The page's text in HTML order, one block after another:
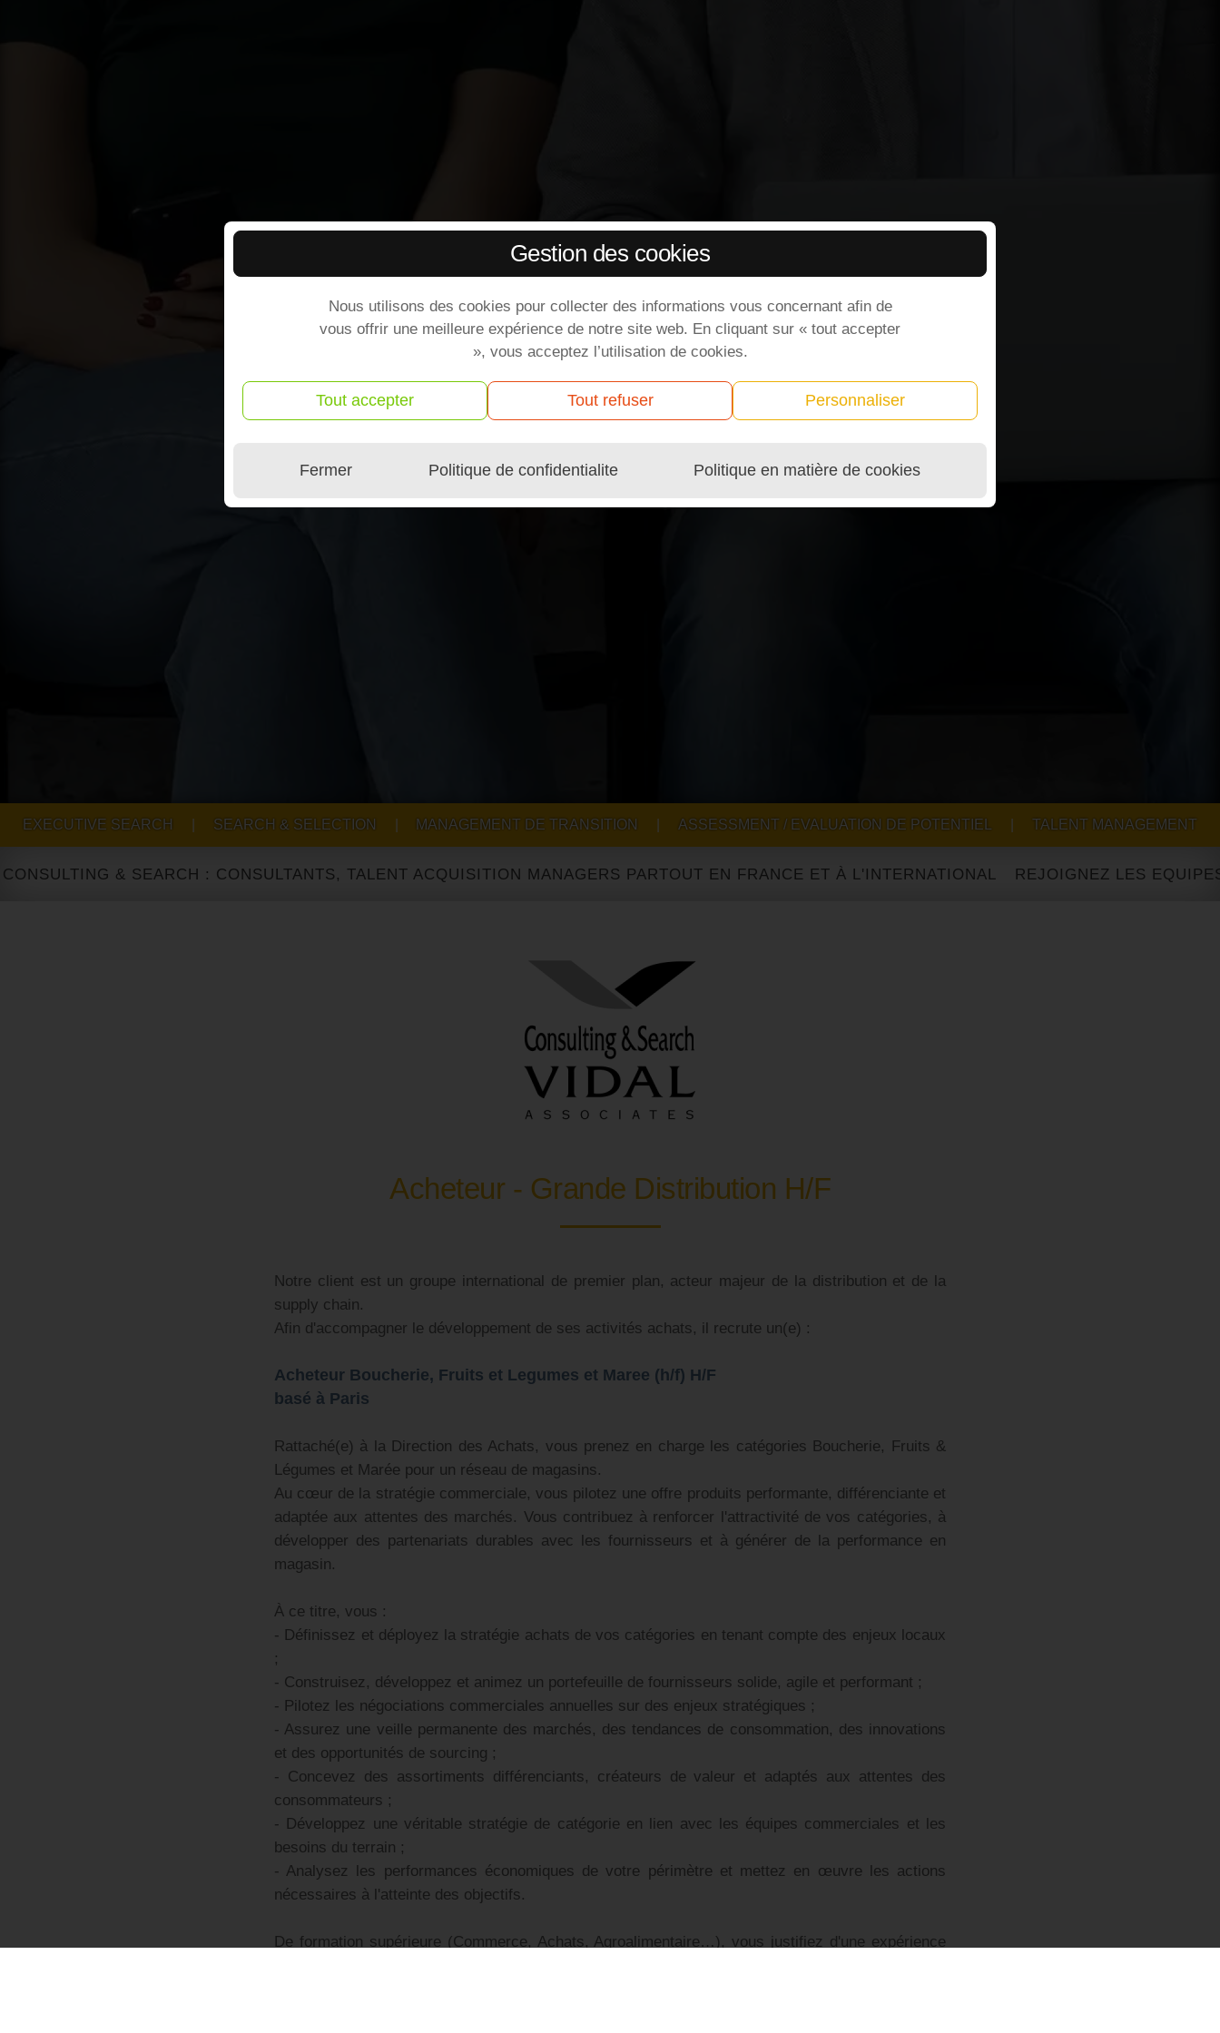
Gestion des cookies
Nous utilisons des cookies pour collecter des informations vous concernant afin de
vous offrir une meilleure expérience de notre site web. En cliquant sur « tout accepter
», vous acceptez l’utilisation de cookies.
Tout accepter Tout refuser Personnaliser
Fermer Politique de confidentialite Politique en matière de cookies
EXECUTIVE SEARCH SEARCH & SELECTION MANAGEMENT DE TRANSITION ASSESSMENT / EVALUATION DE POTENTIEL TALENT MANAGEMENT
& SEARCH : CONSULTANTS, TALENT ACQUISITION MANAGERS PARTOUT EN FRANCE ET À L'INTERNATIONAL
Acheteur - Grande Distribution H/F
Notre client est un groupe international de premier plan, acteur majeur de la distribution et de la
supply chain.
Afin d'accompagner le développement de ses activités achats, il recrute un(e) :
Acheteur Boucherie, Fruits et Legumes et Maree (h/f) H/F
basé à Paris
Rattaché(e) à la Direction des Achats, vous prenez en charge les catégories Boucherie, Fruits &
Légumes et Marée pour un réseau de magasins.
Au cœur de la stratégie commerciale, vous pilotez une offre produits performante, différenciante et
adaptée aux attentes des marchés. Vous contribuez à renforcer l'attractivité de vos catégories, à
développer des partenariats durables avec les fournisseurs et à générer de la performance en
magasin.
À ce titre, vous :
- Définissez et déployez la stratégie achats de vos catégories en tenant compte des enjeux locaux
;
- Construisez, développez et animez un portefeuille de fournisseurs solide, agile et performant ;
- Pilotez les négociations commerciales annuelles sur des enjeux stratégiques ;
- Assurez une veille permanente des marchés, des tendances de consommation, des innovations
et des opportunités de sourcing ;
- Concevez des assortiments différenciants, créateurs de valeur et adaptés aux attentes des
consommateurs ;
- Développez une véritable stratégie de catégorie en lien avec les équipes commerciales et les
besoins du terrain ;
- Analysez les performances économiques de votre périmètre et mettez en œuvre les actions
nécessaires à l'atteinte des objectifs.
De formation supérieure (Commerce, Achats, Agroalimentaire…), vous justifiez d'une expérience